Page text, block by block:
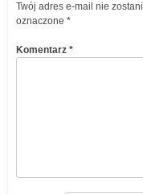
Twój adres e-mail nie
oznaczone *
Komentarz *